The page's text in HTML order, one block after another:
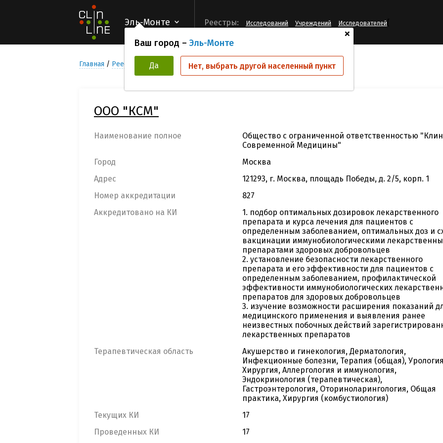
Эль-Монте
+
Ваш город – Эль-Монте
Да Нет, выбрать другой населенный пункт
Реестры: Исследований Учреждений Исследователей
Главная Реестр Медицинских учреждений ООО "КСМ"
ООО "КСМ"
Наименование полное
Общество с ограниченной ответственностью
Современной Медицины"
Город
Москва
Адрес
121293, г. Москва, площадь Победы, д. 2/5, корп. 1
Номер аккредитации
827
Аккредитовано на КИ
1. подбор оптимальных дозировок лекарственного
препарата и курса лечения для пациентов с
определенным заболеванием, оптимальных доз и
вакцинации иммунобиологическими
препаратами здоровых добровольцев
2. установление безопасности лекарственного
препарата и его эффективности для пациентов с
определенным заболеванием, профилактической
эффективности иммунобиологических
препаратов для здоровых добровольцев
3. изучение возможности расширения показаний
медицинского применения и выявления ранее
неизвестных побочных действий
лекарственных препаратов
Терапевтическая область
Акушерство и гинекология, Дерматология,
Инфекционные болезни, Терапия (общая),
Хирургия, Аллергология и иммунология,
Эндокринология (терапевтическая),
Гастроэнтерология, Оториноларингология, Общая
практика, Хирургия (комбустиология)
Текущих КИ
17
Проведенных КИ
17